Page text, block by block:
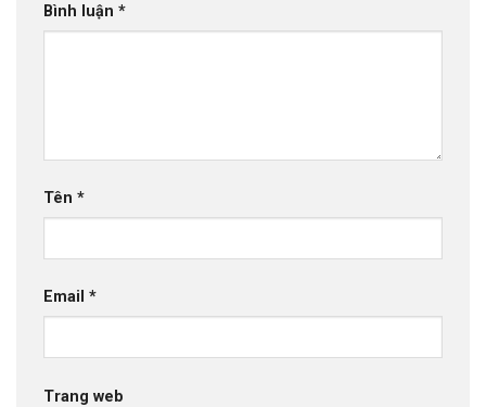
Bình luận *
Tên *
Email *
Trang web